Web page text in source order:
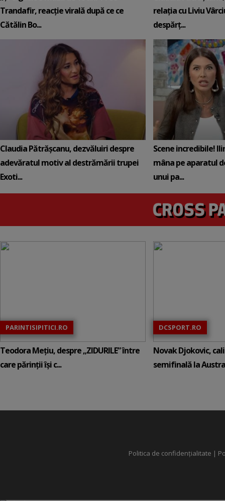
Trandafir, reacție virală după ce ce
Cătălin Bo...
relația cu Liviu
despărț...
Claudia Pătrășcanu, dezvăluiri despre
adevăratul motiv al destrămării trupei
Exoti...
Scene incredibile!
mâna pe aparatul
unui pa...
PARINTISIPITICI.RO
Teodora Mețiu, despre „ZIDURILE” între
care părinții își c...
DCSPORT.RO
Novak Djokovic,
semifinală la
Politica de confidențialitate |